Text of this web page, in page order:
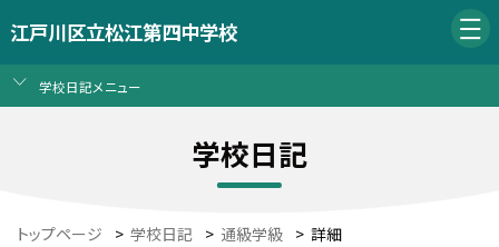
江戸川区立松江第四中学校
学校日記メニュー
学校日記
トップページ > 学校日記 > 通級学級 > 詳細